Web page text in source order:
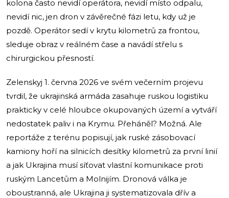
kolona často nevidí operátora, nevidí místo odpalu,
nevidí nic, jen dron v závěrečné fázi letu, kdy už je
pozdě. Operátor sedí v krytu kilometrů za frontou,
sleduje obraz v reálném čase a navádí střelu s
chirurgickou přesností.
Zelenskyj 1. června 2026 ve svém večerním projevu
tvrdil, že ukrajinská armáda zasahuje ruskou logistiku
prakticky v celé hloubce okupovaných území a vytváří
nedostatek paliv i na Krymu. Přeháněl? Možná. Ale
reportáže z terénu popisují, jak ruské zásobovací
kamiony hoří na silnicích desítky kilometrů za první linií
a jak Ukrajina musí síťovat vlastní komunikace proti
ruským Lancetům a Molnijím. Dronová válka je
oboustranná, ale Ukrajina ji systematizovala dřív a